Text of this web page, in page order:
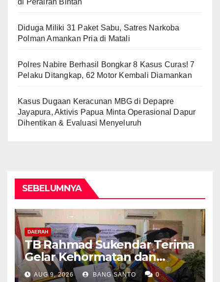
di Perairan Bintan
Diduga Miliki 31 Paket Sabu, Satres Narkoba
Polman Amankan Pria di Matali
Polres Nabire Berhasil Bongkar 8 Kasus Curas! 7
Pelaku Ditangkap, 62 Motor Kembali Diamankan
Kasus Dugaan Keracunan MBG di Depapre
Jayapura, Aktivis Papua Minta Operasional Dapur
Dihentikan & Evaluasi Menyeluruh
SEBELUMNYA
DAERAH
TB Rahmad Sukendar Terima
Gelar Kehormatan dan
Kemban Amanah Sebagai
AUG 9, 2026 BANG SANTO 0